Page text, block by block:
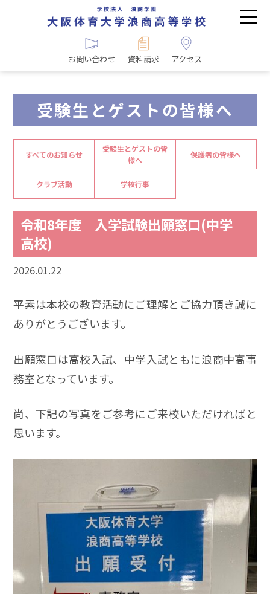
お問い合わせ 資料請求 アクセス
受験生とゲストの皆様へ
すべてのお知らせ
受験生とゲストの皆
様へ
保護者の皆様へ
クラブ活動 学校行事
令和8年度 入学試験出願窓口(中学
高校)
2026.01.22
平素は本校の教育活動にご理解とご協力頂き誠に
ありがとうございます。
出願窓口は高校入試、中学入試ともに浪商中高事
務室となっています。
尚、下記の写真をご参考にご来校いただければと
思います。